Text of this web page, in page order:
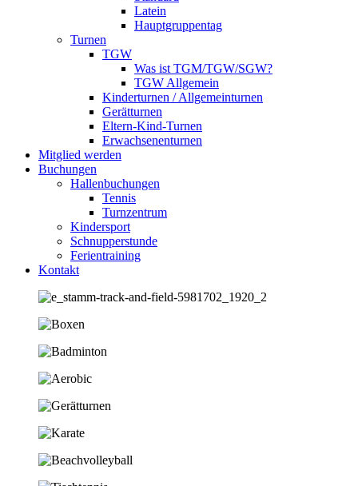
Latein
Hauptgruppentag
Turnen
TGW
Was ist TGM/TGW/SGW?
TGW Allgemein
Kinderturnen / Allgemeinturnen
Gerätturnen
Eltern-Kind-Turnen
Erwachsenenturnen
Mitglied werden
Buchungen
Hallenbuchungen
Tennis
Turnzentrum
Kindersport
Schnupperstunde
Ferientraining
Kontakt